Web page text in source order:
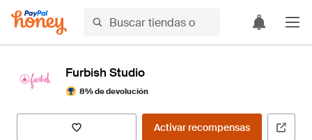
Furbish Studio
8% de devolución
Activar recompensas